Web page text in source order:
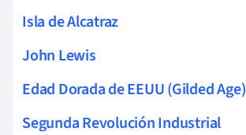
Isla de Alcatraz
John Lewis
Edad Dorada de EEUU (Gilded Age)
Segunda Revolución Industrial